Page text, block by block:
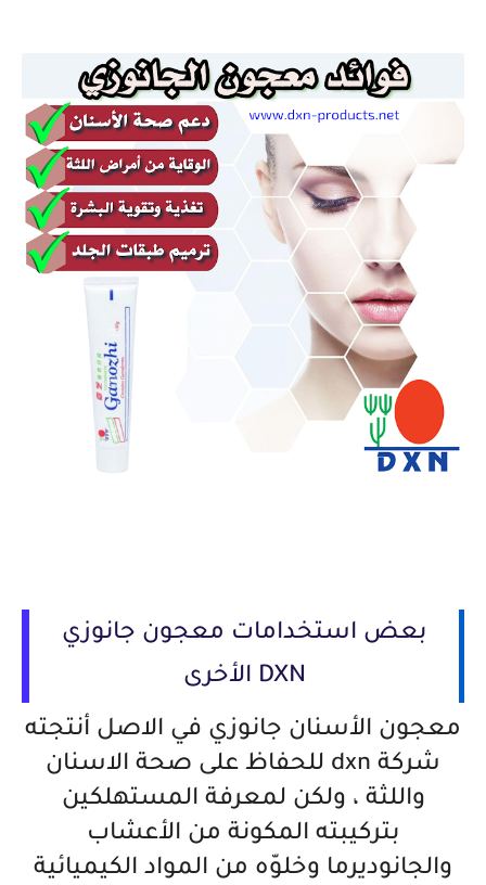
بعض استخدامات معجون جانوزي
DXN الأخرى
معجون الأسنان جانوزي في الاصل أنتجته
شركة dxn للحفاظ على صحة الاسنان
واللثة ، ولكن لمعرفة المستهلكين
بتركيبته المكونة من الأعشاب
والجانوديرما وخلوّه من المواد الكيميائية